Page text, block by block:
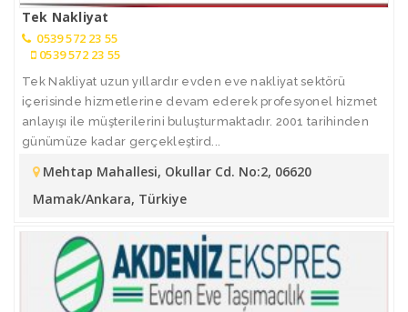
Tek Nakliyat
0539 572 23 55
0539 572 23 55
Tek Nakliyat uzun yıllardır evden eve nakliyat sektörü
içerisinde hizmetlerine devam ederek profesyonel hizmet
anlayışı ile müşterilerini buluşturmaktadır. 2001 tarihinden
günümüze kadar gerçekleştird...
Mehtap Mahallesi, Okullar Cd. No:2, 06620
Mamak/Ankara, Türkiye